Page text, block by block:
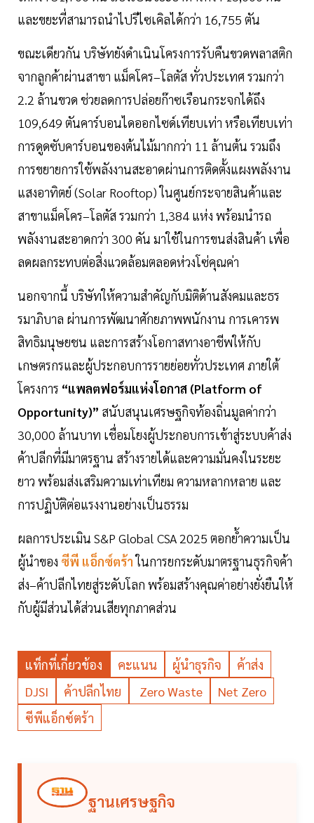
และขยะที่สามารถนำไปรีไซเคิลได้กว่า 16,755 ตัน
ขณะเดียวกัน บริษัทยังดำเนินโครงการรับคืนขวดพลาสติก
จากลูกค้าผ่านสาขา แม็คโคร–โลตัส ทั่วประเทศ รวมกว่า
2.2 ล้านขวด ช่วยลดการปล่อยก๊าซเรือนกระจกได้ถึง
109,649 ตันคาร์บอนไดออกไซด์เทียบเท่า หรือเทียบเท่า
การดูดซับคาร์บอนของต้นไม้มากกว่า 11 ล้านต้น รวมถึง
การขยายการใช้พลังงานสะอาดผ่านการติดตั้งแผงพลังงาน
แสงอาทิตย์ (Solar Rooftop) ในศูนย์กระจายสินค้าและ
สาขาแม็คโคร–โลตัส รวมกว่า 1,384 แห่ง พร้อมนำรถ
พลังงานสะอาดกว่า 300 คัน มาใช้ในการขนส่งสินค้า เพื่อ
ลดผลกระทบต่อสิ่งแวดล้อมตลอดห่วงโซ่คุณค่า
นอกจากนี้ บริษัทให้ความสำคัญกับมิติด้านสังคมและธร
รมาภิบาล ผ่านการพัฒนาศักยภาพพนักงาน การเคารพ
สิทธิมนุษยชน และการสร้างโอกาสทางอาชีพให้กับ
เกษตรกรและผู้ประกอบการรายย่อยทั่วประเทศ ภายใต้
โครงการ “แพลตฟอร์มแห่งโอกาส (Platform of
Opportunity)” สนับสนุนเศรษฐกิจท้องถิ่นมูลค่ากว่า
30,000 ล้านบาท เชื่อมโยงผู้ประกอบการเข้าสู่ระบบค้าส่ง
ค้าปลีกที่มีมาตรฐาน สร้างรายได้และความมั่นคงในระยะ
ยาว พร้อมส่งเสริมความเท่าเทียม ความหลากหลาย และ
การปฏิบัติต่อแรงงานอย่างเป็นธรรม
ผลการประเมิน S&P Global CSA 2025 ตอกย้ำความเป็น
ผู้นำของ ซีพี แอ็กซ์ตร้าในการยกระดับมาตรฐานธุรกิจค้า
ส่ง–ค้าปลีกไทยสู่ระดับโลก พร้อมสร้างคุณค่าอย่างยั่งยืนให้
กับผู้มีส่วนได้ส่วนเสียทุกภาคส่วน
แท็กที่เกี่ยวข้อง คะแนน ผู้นำธุรกิจ
ค้าส่ง
DJSI
ค้าปลีกไทย Zero Waste
Net Zero
ซีพีแอ็กซ์ตร้า
ฐานเศรษฐกิจ